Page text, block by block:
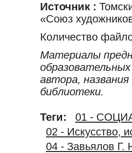
Источник :
«Союз
Количество
Материалы
автора,
библиотеки.
Теги:
01 -
02 - Искусство,
04 - Завьялов Г.